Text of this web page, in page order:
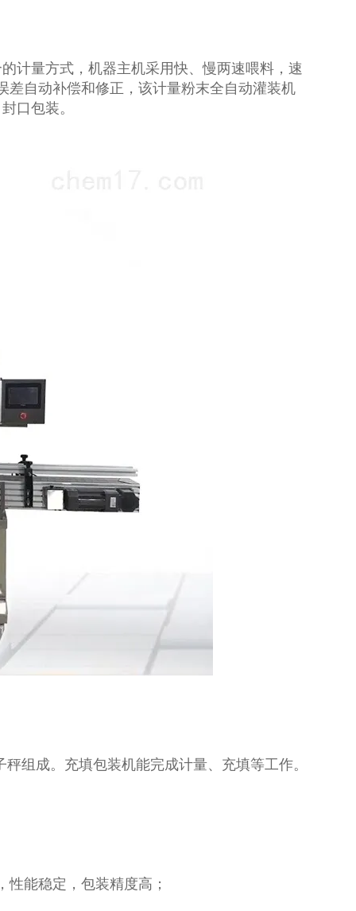
计量方式，机器主机采用快、慢两速喂料，速
自动补偿和修正，该计量粉末全自动灌装机
口包装。
组成。充填包装机能完成计量、充填等工作。
能稳定，包装精度高；